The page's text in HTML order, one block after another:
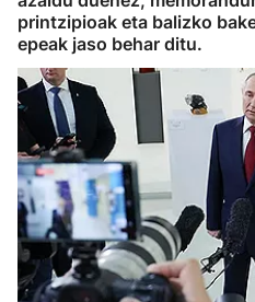
printzipioak eta balizko
epeak jaso behar ditu.